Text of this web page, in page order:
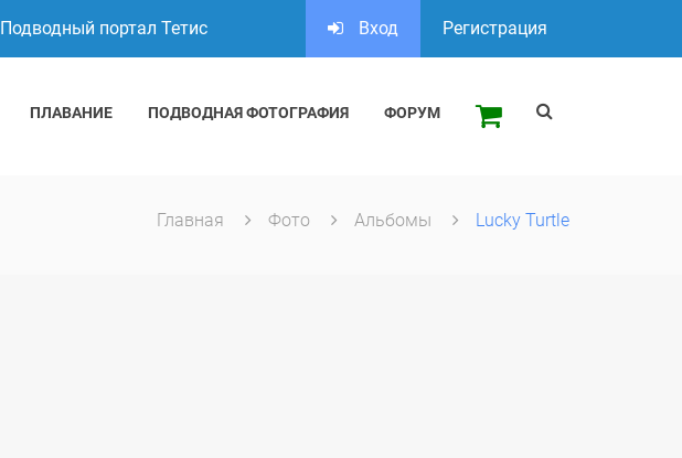
Подводный портал Тетис Вход Регистрация
ПЛАВАНИЕ ПОДВОДНАЯ ФОТОГРАФИЯ ФОРУМ
Главная Фото Альбомы Lucky Turtle